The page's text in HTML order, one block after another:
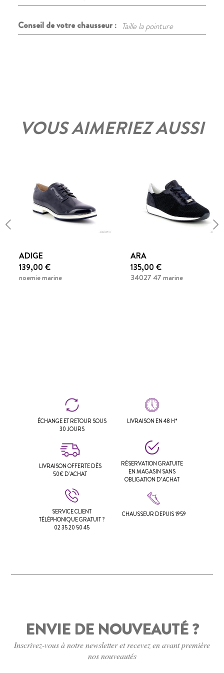
Conseil de votre chausseur : Taille la pointure
VOUS AIMERIEZ AUSSI
ADIGE
139,00 €
noemie marine
ARA
135,00 €
34027 47 marine
ÉCHANGE ET RETOUR SOUS
30 JOURS
LIVRAISON EN 48 H*
LIVRAISON OFFERTE DÈS
50€ D'ACHAT
RÉSERVATION GRATUITE
EN MAGASIN SANS
OBLIGATION D’ACHAT
SERVICE CLIENT
TÉLÉPHONIQUE GRATUIT ?
02 35 20 50 45
CHAUSSEUR DEPUIS 1959
ENVIE DE NOUVEAUTÉ ?
Inscrivez-vous à notre newsletter et recevez en avant première
nos nouveautés